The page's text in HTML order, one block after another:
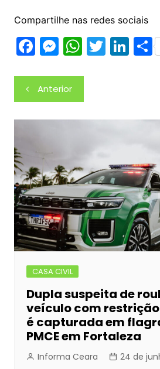
Compartilhe nas redes sociais
F
c
e
b
o
o
k
M
s
s
e
g
er
W
at
s
A
p
T Li
dI
S
Navegação
de
Post
Anterior
CASA CIVIL
Dupla suspeita de
veículo com
é capturada em
PMCE em Fortaleza
Informa Ceara 24 de